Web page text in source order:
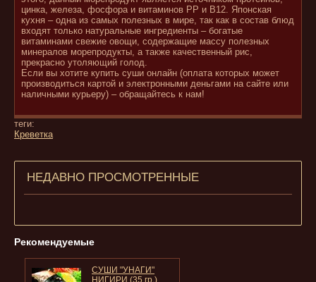
цинка, железа, фосфора и витаминов РР и В12. Японская
кухня – одна из самых полезных в мире, так как в состав блюд
входят только натуральные ингредиенты – богатые
витаминами свежие овощи, содержащие массу полезных
минералов морепродукты, а также качественный рис,
прекрасно утоляющий голод.
Если вы хотите купить суши онлайн (оплата которых может
производиться картой и электронными деньгами на сайте или
наличными курьеру) – обращайтесь к нам!
теги:
Креветка
НЕДАВНО ПРОСМОТРЕННЫЕ
Рекомендуемые
СУШИ "УНАГИ"
НИГИРИ (35 гр.)